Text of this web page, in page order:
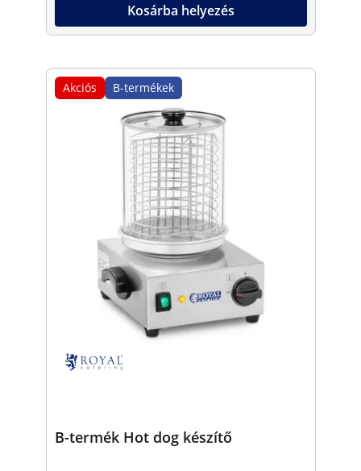
Kosárba helyezés
Akciós B-termékek
B-termék Hot dog készítő